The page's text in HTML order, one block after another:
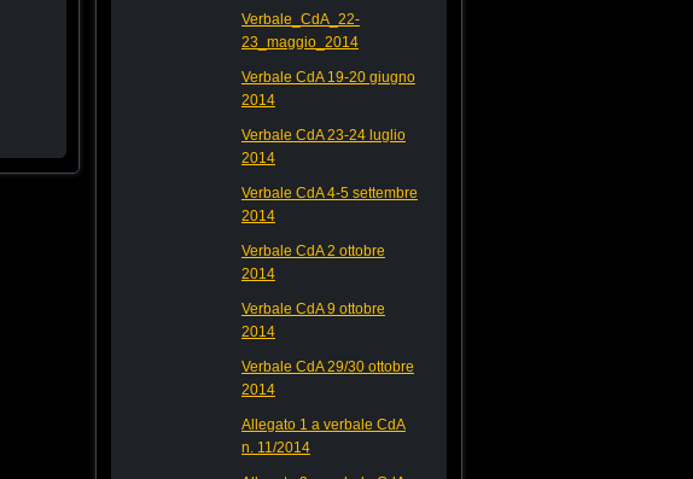
Verbale_CdA_22-
23_maggio_2014
Verbale CdA 19-20 giugno
2014
Verbale CdA 23-24 luglio
2014
Verbale CdA 4-5 settembre
2014
Verbale CdA 2 ottobre
2014
Verbale CdA 9 ottobre
2014
Verbale CdA 29/30 ottobre
2014
Allegato 1 a verbale CdA
n. 11/2014